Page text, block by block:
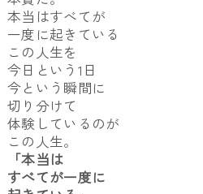
本当はすべてが
一度に起きている
この人生を
今日という1日
今という瞬間に
切り分けて
体験しているのが
この人生。
「本当は
すべてが一度に